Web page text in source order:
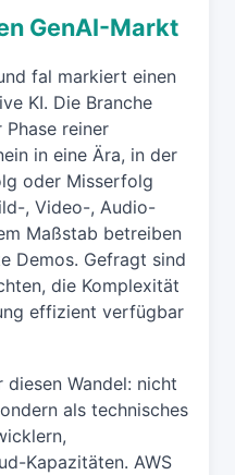
GenAI-Markt
fal markiert einen
KI. Die Branche
reiner
in eine Ära, in der
oder Misserfolg
, Video-, Audio-
Maßstab betreiben
Demos. Gefragt sind
die Komplexität
effizient verfügbar
Wandel: nicht
als technisches
Kapazitäten. AWS